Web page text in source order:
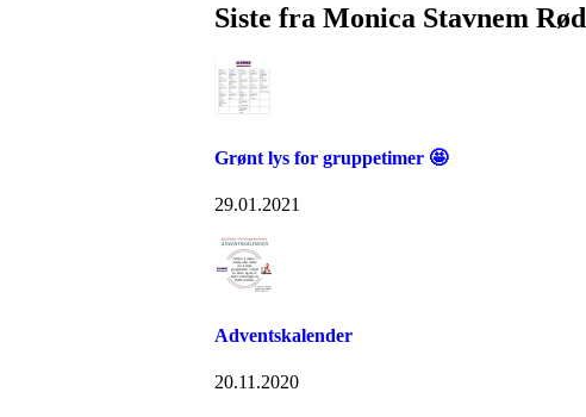
Siste fra Monica Stavnem Rød
Grønt lys for gruppetimer 🤩
29.01.2021
Adventskalender
20.11.2020